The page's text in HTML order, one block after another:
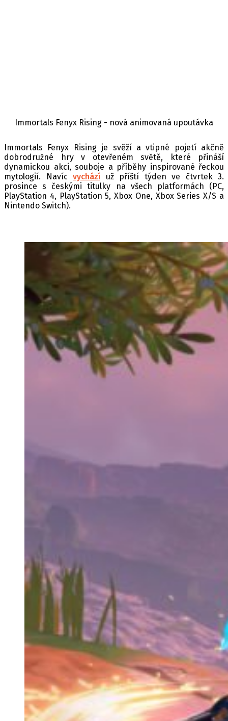
Immortals Fenyx Rising - nová animovaná upoutávka
Immortals Fenyx Rising je svěží a vtipné pojetí akčně
dobrodružné hry v otevřeném světě, které přináší
dynamickou akci, souboje a příběhy inspirované řeckou
mytologií. Navíc vychází už příští týden ve čtvrtek 3.
prosince s českými titulky na všech platformách (PC,
PlayStation 4, PlayStation 5, Xbox One, Xbox Series X/S a
Nintendo Switch).